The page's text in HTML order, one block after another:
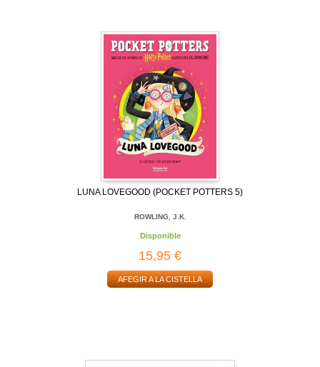
LUNA LOVEGOOD (POCKET POTTERS 5)
ROWLING, J.K.
Disponible
15,95 €
AFEGIR A LA CISTELLA